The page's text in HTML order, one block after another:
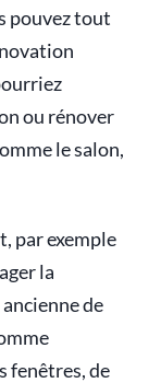
pouvez tout
ou rénover
le salon,
par exemple
la
de
fenêtres, de